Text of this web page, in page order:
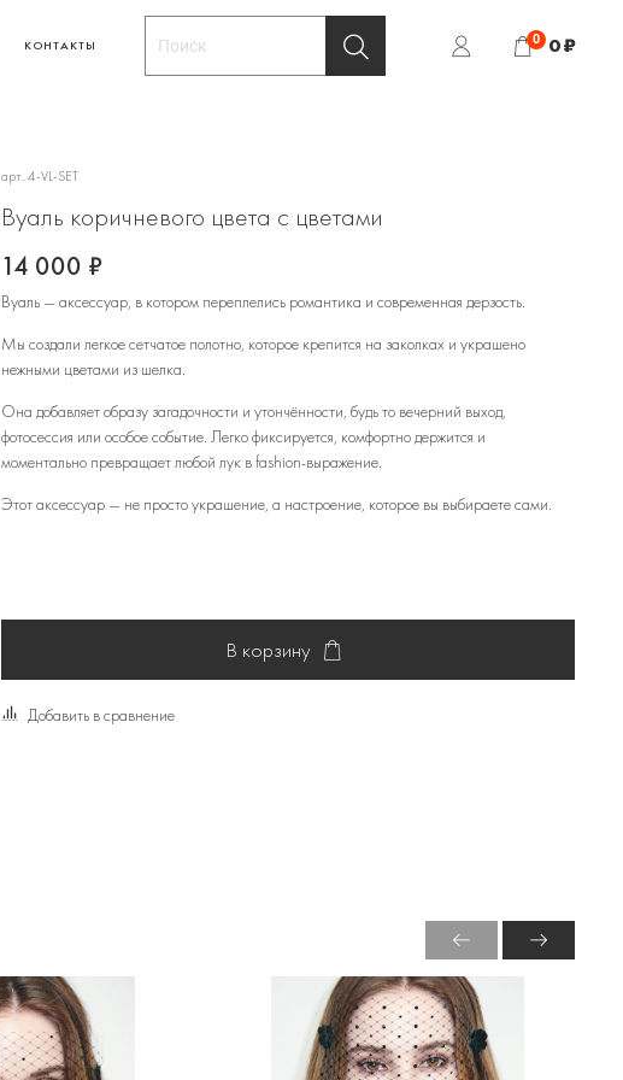
КОНТАКТЫ 0 0 ₽
арт.4-VL-SET
Вуаль коричневого цвета с цветами
14 000 ₽
Вуаль — аксессуар, в котором переплелись романтика и современная дерзость.
Мы создали легкое сетчатое полотно, которое крепится на заколках и украшено
нежными цветами из шелка.
Она добавляет образу загадочности и утончённости, будь то вечерний выход,
фотосессия или особое событие. Легко фиксируется, комфортно держится и
моментально превращает любой лук в fashion-выражение.
Этот аксессуар — не просто украшение, а настроение, которое вы выбираете сами.
В корзину
Добавить в сравнение